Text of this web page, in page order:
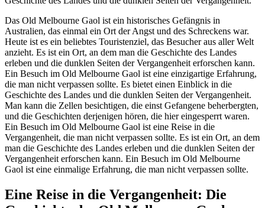
Das Old Melbourne Gaol ist ein historisches Gefängnis in
Australien, das einmal ein Ort der Angst und des Schreckens war.
Heute ist es ein beliebtes Touristenziel, das Besucher aus aller Welt
anzieht. Es ist ein Ort, an dem man die Geschichte des Landes
erleben und die dunklen Seiten der Vergangenheit erforschen kann.
Ein Besuch im Old Melbourne Gaol ist eine einzigartige Erfahrung,
die man nicht verpassen sollte. Es bietet einen Einblick in die
Geschichte des Landes und die dunklen Seiten der Vergangenheit.
Man kann die Zellen besichtigen, die einst Gefangene beherbergten,
und die Geschichten derjenigen hören, die hier eingesperrt waren.
Ein Besuch im Old Melbourne Gaol ist eine Reise in die
Vergangenheit, die man nicht verpassen sollte. Es ist ein Ort, an dem
man die Geschichte des Landes erleben und die dunklen Seiten der
Vergangenheit erforschen kann. Ein Besuch im Old Melbourne
Gaol ist eine einmalige Erfahrung, die man nicht verpassen sollte.
Eine Reise in die Vergangenheit: Die